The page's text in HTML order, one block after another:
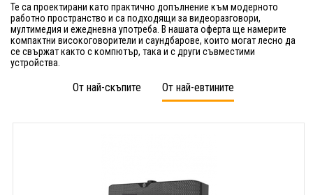
Те са проектирани като практично допълнение към модерното
работно пространство и са подходящи за видеоразговори,
мултимедия и ежедневна употреба. В нашата оферта ще намерите
компактни високоговорители и саундбарове, които могат лесно да
се свържат както с компютър, така и с други съвместими
устройства.
От най-скъпите От най-евтините